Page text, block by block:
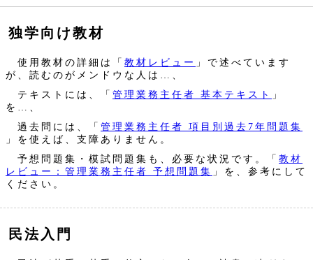
独学向け教材
使用教材の詳細は「 教材レビュー 」で述べています
が、読むのがメンドウな人は…、
テキストには、「 管理業務主任者 基本テキスト
」
を…、
過去問には、「 管理業務主任者 項目別過去7年問題集
」を使えば、支障ありません。
予想問題集・模試問題集も、必要な状況です。「 教材
レビュー：管理業務主任者 予想問題集 」を、参考にして
ください。
民法入門